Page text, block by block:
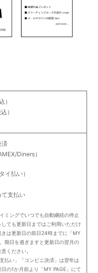
）
）
済
Diners）
イ払い）
て支払い
ミングでいつでも自動継続の停止
ても更新日まではご利用いただけ
きは更新日の前日24時までに「MY
期日を過ぎますと更新日の翌月の
ください。
払い」「コンビニ決済」は翌年は
の1か月前より「MY PAGE」にて